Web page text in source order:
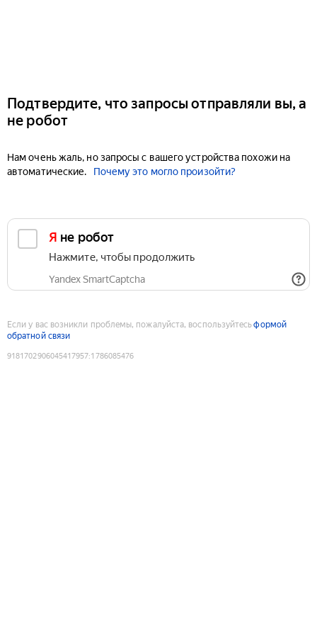
Подтвердите, что запросы отправляли вы, а
не робот
Нам очень жаль, но запросы с вашего устройства похожи на
автоматические.
Почему это могло произойти?
Я не робот
Нажмите, чтобы продолжить
Yandex SmartCaptcha
Если у вас возникли проблемы, пожалуйста, воспользуйтесьформой
обратной связи
9181702906045417957:1786085476